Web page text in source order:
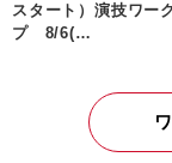
スタート）演技ワー
プ 8/6(…